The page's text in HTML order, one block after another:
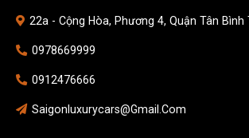
22a - Cộng Hòa, Phương 4, Quận Tân Bình
0978669999
0912476666
Saigonluxurycars@gmail.com